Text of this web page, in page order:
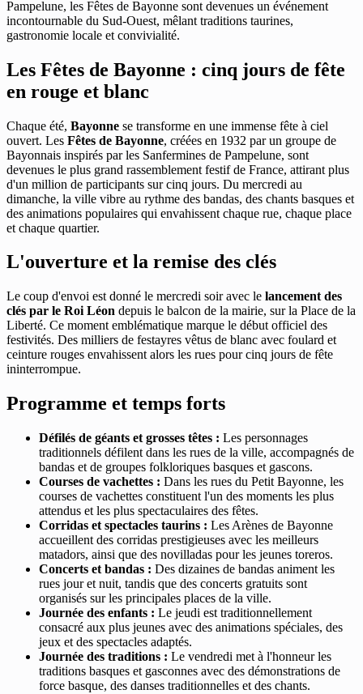
Pampelune, les Fêtes de Bayonne sont devenues un événement
incontournable du Sud-Ouest, mêlant traditions taurines,
gastronomie locale et convivialité.
Les Fêtes de Bayonne : cinq jours de fête
en rouge et blanc
Chaque été, Bayonne se transforme en une immense fête à ciel
ouvert. Les Fêtes de Bayonne, créées en 1932 par un groupe de
Bayonnais inspirés par les Sanfermines de Pampelune, sont
devenues le plus grand rassemblement festif de France, attirant plus
d'un million de participants sur cinq jours. Du mercredi au
dimanche, la ville vibre au rythme des bandas, des chants basques et
des animations populaires qui envahissent chaque rue, chaque place
et chaque quartier.
L'ouverture et la remise des clés
Le coup d'envoi est donné le mercredi soir avec le lancement des
clés par le Roi Léon depuis le balcon de la mairie, sur la Place de la
Liberté. Ce moment emblématique marque le début officiel des
festivités. Des milliers de festayres vêtus de blanc avec foulard et
ceinture rouges envahissent alors les rues pour cinq jours de fête
ininterrompue.
Programme et temps forts
Défilés de géants et grosses têtes : Les personnages
traditionnels défilent dans les rues de la ville, accompagnés de
bandas et de groupes folkloriques basques et gascons.
Courses de vachettes : Dans les rues du Petit Bayonne, les
courses de vachettes constituent l'un des moments les plus
attendus et les plus spectaculaires des fêtes.
Corridas et spectacles taurins : Les Arènes de Bayonne
accueillent des corridas prestigieuses avec les meilleurs
matadors, ainsi que des novilladas pour les jeunes toreros.
Concerts et bandas : Des dizaines de bandas animent les
rues jour et nuit, tandis que des concerts gratuits sont
organisés sur les principales places de la ville.
Journée des enfants : Le jeudi est traditionnellement
consacré aux plus jeunes avec des animations spéciales, des
jeux et des spectacles adaptés.
Journée des traditions : Le vendredi met à l'honneur les
traditions basques et gasconnes avec des démonstrations de
force basque, des danses traditionnelles et des chants.